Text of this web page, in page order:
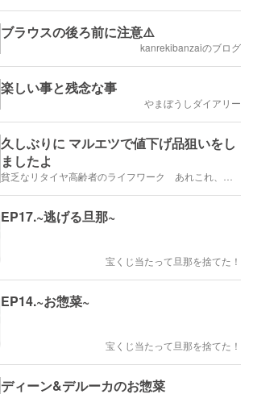
ブラウスの後ろ前に注意⚠️
kanrekibanzaiのブログ
楽しい事と残念な事
やまぼうしダイアリー
久しぶりに マルエツで値下げ品狙いをし
ましたよ
EP17.~逃げる旦那~
宝くじ当たって旦那を捨てた！
EP14.~お惣菜~
宝くじ当たって旦那を捨てた！
ディーン&デルーカのお惣菜